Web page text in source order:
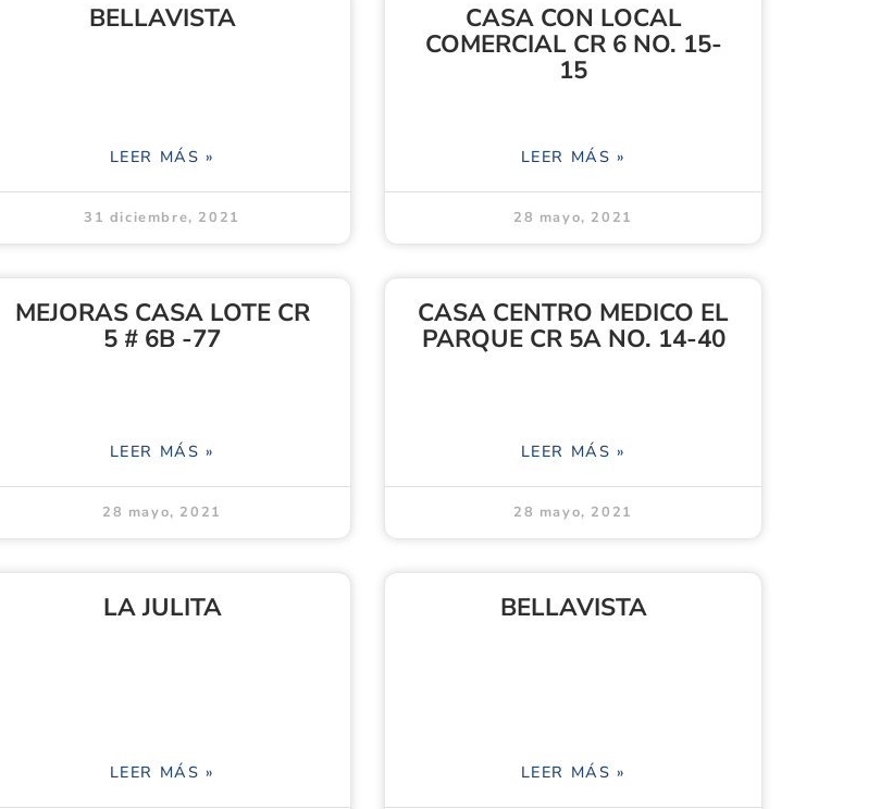
BELLAVISTA
LEER MÁS »
31 diciembre, 2021
CASA CON LOCAL
COMERCIAL CR 6 NO. 15-
15
LEER MÁS »
28 mayo, 2021
MEJORAS CASA LOTE CR
5 # 6B -77
LEER MÁS »
28 mayo, 2021
CASA CENTRO MEDICO EL
PARQUE CR 5A NO. 14-40
LEER MÁS »
28 mayo, 2021
LA JULITA
LEER MÁS »
BELLAVISTA
LEER MÁS »